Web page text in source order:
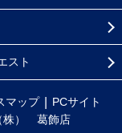
スト
マップ
PCサイト
ン（株） 葛飾店